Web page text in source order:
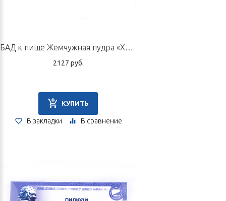
БАД к пище Жемчужная пудра «Хуанхе», 24 флакона по 300 мг
2127 руб.
КУПИТЬ
В закладки В сравнение